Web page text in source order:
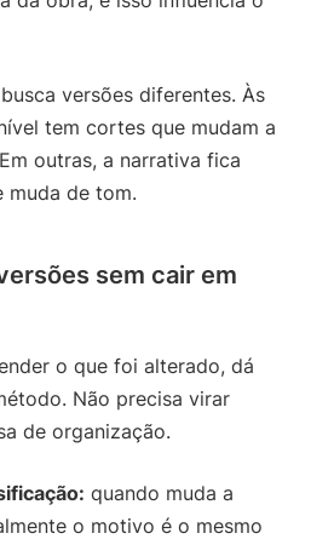
versões diferentes. Às
tem cortes que mudam a
outras, a narrativa fica
muda de tom.
sem cair em
o que foi alterado, dá
Não precisa virar
de organização.
quando muda a
o motivo é o mesmo